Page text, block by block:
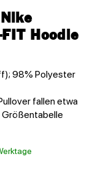
Hoodie
98% Polyester
fallen etwa
Größentabelle